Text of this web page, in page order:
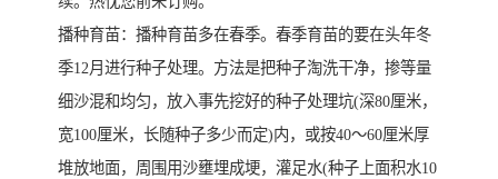
播种育苗：播种育苗多在春季。春季育苗的要在头年冬
季12月进行种子处理。方法是把种子淘洗干净，掺等量
细沙混和均匀，放入事先挖好的种子处理坑(深80厘米，
宽100厘米，长随种子多少而定)内，或按40～60厘米厚
堆放地面，周围用沙壅埋成埂，灌足水(种子上面积水10